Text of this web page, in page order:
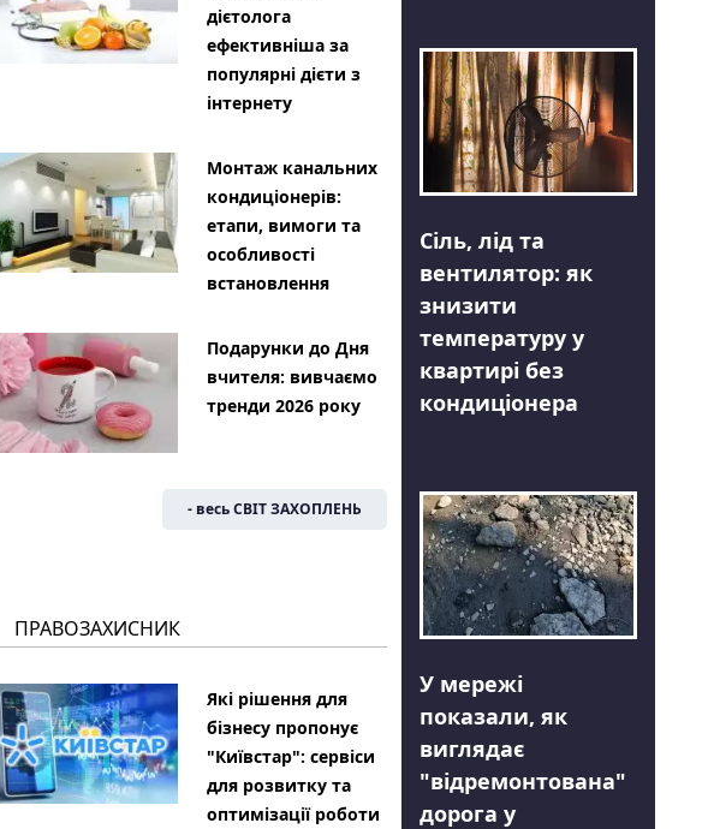
дієтолога
ефективніша за
популярні дієти з
інтернету
Монтаж канальних
кондиціонерів:
етапи, вимоги та
особливості
встановлення
Подарунки до Дня
вчителя: вивчаємо
тренди 2026 року
- весь СВІТ ЗАХОПЛЕНЬ
ПРАВОЗАХИСНИК
Які рішення для
бізнесу пропонує
"Київстар": сервіси
для розвитку та
оптимізації роботи
Сіль, лід та
вентилятор: як
знизити
температуру у
квартирі без
кондиціонера
У мережі
показали, як
виглядає
"відремонтована"
дорога у